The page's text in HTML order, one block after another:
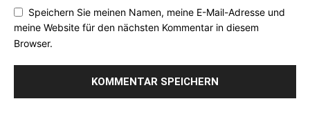
Speichern Sie meinen Namen, meine E-Mail-Adresse und
meine Website für den nächsten Kommentar in diesem
Browser.